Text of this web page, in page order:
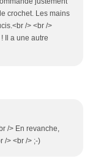
crochet. Les mains
/> <br />
Il a une autre
/> En revanche,
/> <br /> ;-)